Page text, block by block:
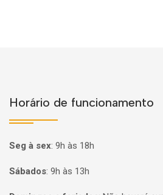
Horário de funcionamento
Seg à sex: 9h às 18h
Sábados: 9h às 13h